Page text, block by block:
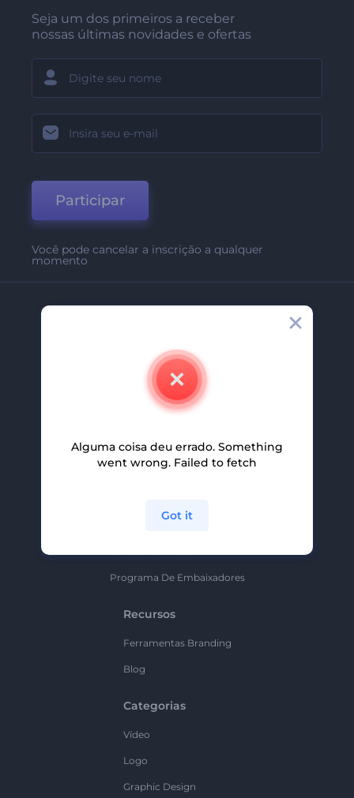
Seja um dos primeiros a receber
nossas últimas novidades e ofertas
Participar
Você pode cancelar a inscrição a qualquer
momento
Contate-Nos
Carreiras
Programa De Afiliados
Programa De Embaixadores
Recursos
Ferramentas Branding
Blog
Categorias
Vídeo
Logo
Graphic Design
Alguma coisa deu errado. Something
went wrong. Failed to fetch
Got it